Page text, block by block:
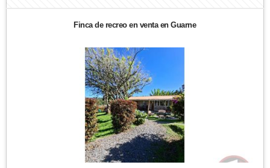
Finca de recreo en venta en Guarne